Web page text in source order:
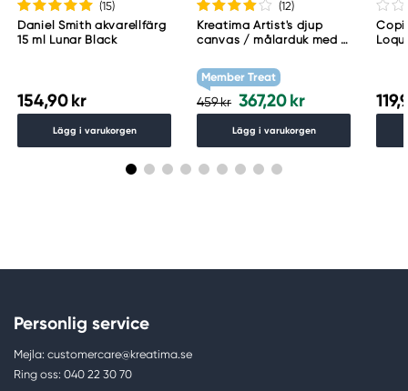
(15)
Daniel Smith akvarellfärg
15 ml Lunar Black
154,90 kr
Lägg i varukorgen
(12)
Kreatima Artist's djup
canvas / målarduk med 4
g/m²
Member Treat
459 kr 367,20 kr
Lägg i varukorgen
Personlig service
Mejla: customercare@kreatima.se
Ring oss: 040 22 30 70